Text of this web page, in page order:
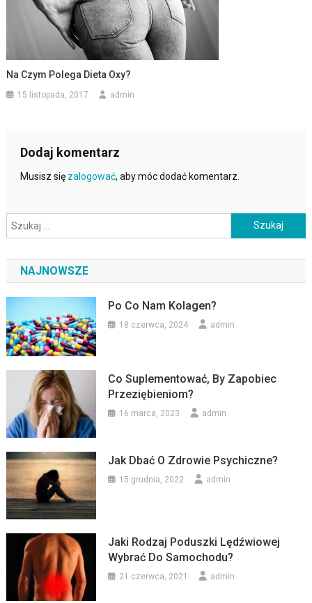
Na Czym Polega Dieta Oxy?
15 listopada, 2017 admin
Dodaj komentarz
Musisz się zalogować, aby móc dodać komentarz.
Szukaj:
NAJNOWSZE
Po Co Nam Kolagen?
18 czerwca, 2024 admin
Co Suplementować, By Zapobiec
Przeziębieniom?
16 marca, 2023 admin
Jak Dbać O Zdrowie Psychiczne?
15 grudnia, 2022 admin
Jaki Rodzaj Poduszki Lędźwiowej
Wybrać Do Samochodu?
21 czerwca, 2021 admin